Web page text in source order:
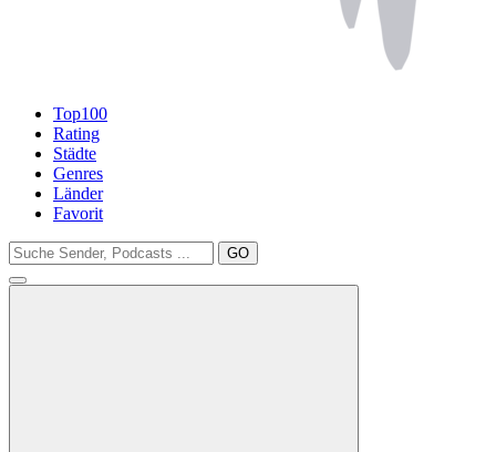
Top100
Rating
Städte
Genres
Länder
Favorit
GO